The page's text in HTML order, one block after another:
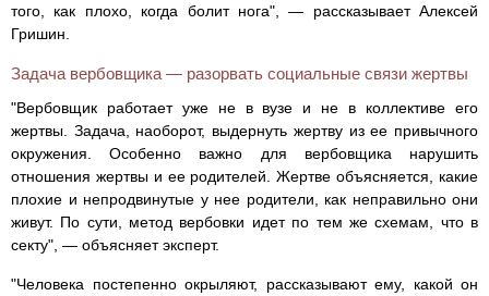
того, как плохо, когда болит нога", — рассказывает Алексей
Гришин.
Задача вербовщика — разорвать социальные связи жертвы
"Вербовщик работает уже не в вузе и не в коллективе его
жертвы. Задача, наоборот, выдернуть жертву из ее привычного
окружения. Особенно важно для вербовщика нарушить
отношения жертвы и ее родителей. Жертве объясняется, какие
плохие и непродвинутые у нее родители, как неправильно они
живут. По сути, метод вербовки идет по тем же схемам, что в
секту", — объясняет эксперт.
"Человека постепенно окрыляют, рассказывают ему, какой он